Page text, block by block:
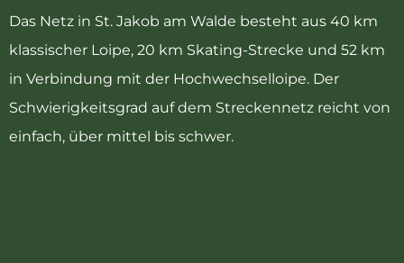
Das Netz in St. Jakob am Walde besteht aus 40 km
klassischer Loipe, 20 km Skating-Strecke und 52 km
in Verbindung mit der Hochwechselloipe. Der
Schwierigkeitsgrad auf dem Streckennetz reicht von
einfach, über mittel bis schwer.